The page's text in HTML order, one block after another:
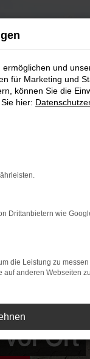
vor Ort
und
für Marketing und
können Sie die
hier:
Drittanbietern wie
die Leistung zu
anderen Webseiten